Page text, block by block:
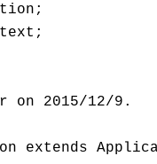
on 2015/12/9.
extends